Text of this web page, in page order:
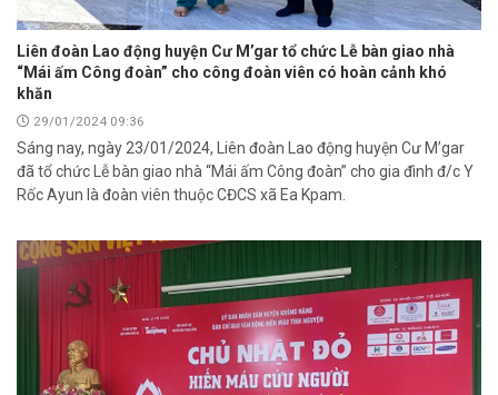
Liên đoàn Lao động huyện Cư M’gar tổ chức Lễ bàn giao nhà
“Mái ấm Công đoàn” cho công đoàn viên có hoàn cảnh khó
khăn
29/01/2024 09:36
Sáng nay, ngày 23/01/2024, Liên đoàn Lao động huyện Cư M’gar
đã tổ chức Lễ bàn giao nhà “Mái ấm Công đoàn” cho gia đình đ/c Y
Rốc Ayun là đoàn viên thuộc CĐCS xã Ea Kpam.